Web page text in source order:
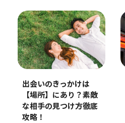
出会いのきっかけは
【場所】にあり？素敵
な相手の見つけ方徹底
攻略！